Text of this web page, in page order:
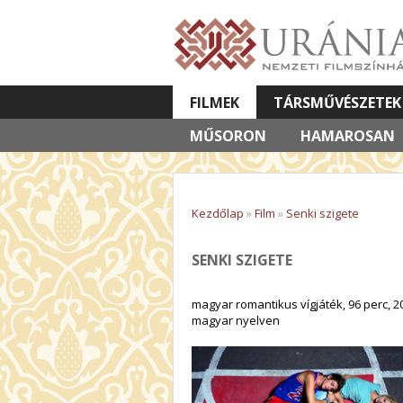
FILMEK
MŰSORON
HAMAROSAN
TÁRSMŰVÉSZETEK
VETÍTETT KÉPES ELŐADÁSOK
Kezdőlap »Film » Senki szigete
SENKI SZIGETE
magyar romantikus vígjáték, 96 perc,
magyar nyelven